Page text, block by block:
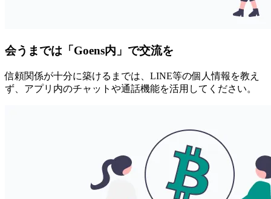
会うまでは「Goens内」で交流を
信頼関係が十分に築けるまでは、LINE等の個人情報を教え
ず、アプリ内のチャットや通話機能を活用してください。